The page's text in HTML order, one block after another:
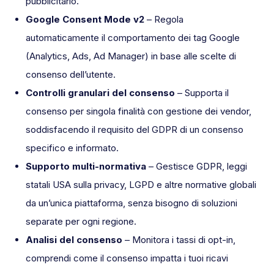
Google Consent Mode v2 – Regola
automaticamente il comportamento dei tag Google
(Analytics, Ads, Ad Manager) in base alle scelte di
consenso dell’utente.
Controlli granulari del consenso – Supporta il
consenso per singola finalità con gestione dei vendor,
soddisfacendo il requisito del GDPR di un consenso
specifico e informato.
Supporto multi-normativa – Gestisce GDPR, leggi
statali USA sulla privacy, LGPD e altre normative globali
da un’unica piattaforma, senza bisogno di soluzioni
separate per ogni regione.
Analisi del consenso – Monitora i tassi di opt-in,
comprendi come il consenso impatta i tuoi ricavi